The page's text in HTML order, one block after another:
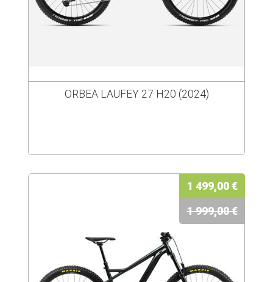
ORBEA LAUFEY 27 H20 (2024)
1 499,00 €
1 999,00 €